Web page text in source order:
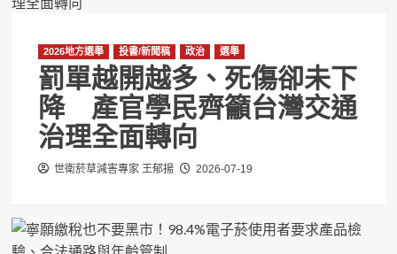
2026地方選舉 投書/新聞稿 政治 選舉
罰單越開越多、死傷卻未下
降 產官學民齊籲台灣交通
治理全面轉向
世衛菸草減害專家 王郁揚 2026-07-19